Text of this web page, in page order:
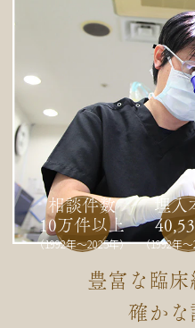
相談件数
10万件以上
（1992年〜2025年）
埋入
（1992年
豊富な臨床
確かな